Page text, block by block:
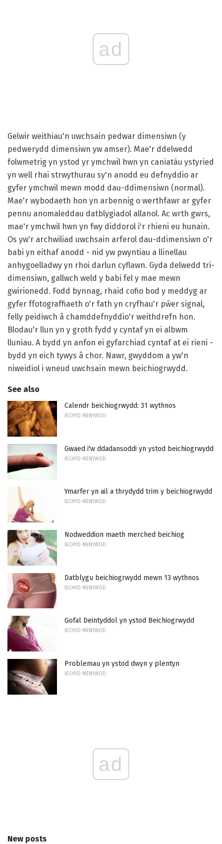
ad
Gelwir weithiau'n uwchsain pedwar dimensiwn (y
pedwerydd dimensiwn yw amser). Mae'r ddelwedd
folwmetrig yn ystod yr ymchwil hwn yn caniatáu ystyried
yn well rhai strwythurau sy'n anodd eu defnyddio ar
gyfer ymchwil mewn modd dau-ddimensiwn (normal).
Mae'r wybodaeth hon yn arbennig o werthfawr ar gyfer
pennu anomaleddau datblygiadol allanol. Ac wrth gwrs,
mae'r ymchwil hwn yn fwy diddorol i'r rhieni eu hunain.
Os yw'r archwiliad uwchsain arferol dau-ddimensiwn o'r
babi yn eithaf anodd - nid yw pwyntiau a llinellau
anhygoelladwy yn rhoi darlun cyflawn. Gyda delwedd tri-
dimensiwn, gallwch weld y babi fel y mae mewn
gwirionedd. Fodd bynnag, rhaid cofio bod y meddyg ar
gyfer ffotograffiaeth o'r fath yn cryfhau'r pŵer signal,
felly peidiwch â chamddefnyddio'r weithdrefn hon.
Blodau'r llun yn y groth fydd y cyntaf yn ei albwm
lluniau. A bydd yn anfon ei gyfarchiad cyntaf at ei rieni -
bydd yn eich tywys â chor. Nawr, gwyddom a yw'n
niweidiol i wneud uwchsain mewn beichiogrwydd.
See also
Calendr beichiogrwydd: 31 wythnos
IECHYD MENYWOD
Gwaed i'w ddadansoddi yn ystod beichiogrwydd
IECHYD MENYWOD
Ymarfer yn ail a thrydydd trim y beichiogrwydd
IECHYD MENYWOD
Nodweddion maeth merched beichiog
IECHYD MENYWOD
Datblygu beichiogrwydd mewn 13 wythnos
IECHYD MENYWOD
Gofal Deintyddol yn ystod Beichiogrwydd
IECHYD MENYWOD
Problemau yn ystod dwyn y plentyn
IECHYD MENYWOD
ad
New posts